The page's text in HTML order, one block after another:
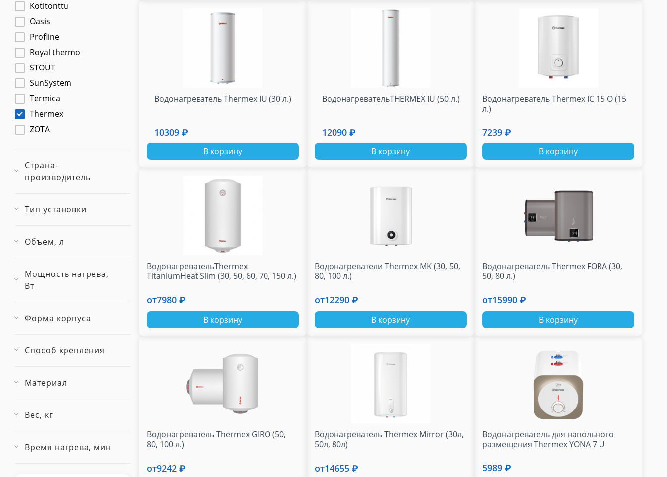
Kotitonttu
Oasis
Profline
Royal thermo
STOUT
SunSystem
Termica
Thermex
ZOTA
Страна-
производитель
Тип установки
Объем, л
Мощность нагрева,
Вт
Форма корпуса
Способ крепления
Материал
Вес, кг
Время нагрева, мин
Водонагреватель Thermex IU (30 л.)
10309 ₽
В корзину
ВодонагревательTHERMEX IU (50 л.)
12090 ₽
В корзину
Водонагреватель Thermex IC 15 O (15
л.)
7239 ₽
В корзину
ВодонагревательThermex
TitaniumHeat Slim (30, 50, 60, 70, 150 л.)
от7980 ₽
В корзину
Водонагреватели Thermex MK (30, 50,
80, 100 л.)
от12290 ₽
В корзину
Водонагреватель Thermex FORA (30,
50, 80 л.)
от15990 ₽
В корзину
Водонагреватель Thermex GIRO (50,
80, 100 л.)
от9242 ₽
Водонагреватель Thermex Mirror (30л,
50л, 80л)
от14655 ₽
Водонагреватель для напольного
размещения Thermex YONA 7 U
5989 ₽